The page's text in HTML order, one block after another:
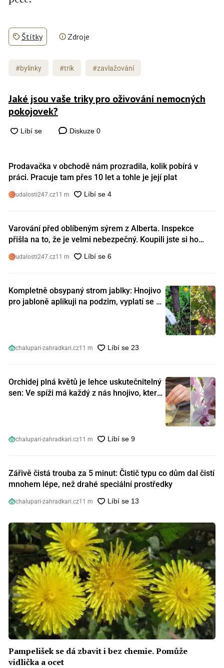
Štítky Zdroje
#bylinky #trik #zavlažování
Jaké jsou vaše triky pro oživování nemocných
pokojovek?
Diskuze 0
Prodavačka v obchodě nám prozradila, kolik pobírá v
práci. Pracuje tam přes 10 let a tohle je její plat
udalosti247.cz11 m
Varování před oblíbeným sýrem z Alberta. Inspekce
přišla na to, že je velmi nebezpečný. Koupili jste si ho
udalosti247.cz11 m
Kompletně obsypaný strom jablky: Hnojivo
pro jabloně aplikuji na podzim, vyplatí se s
chalupari-zahradkari.cz11 m
Orchidej plná květů je lehce uskutečnitelný
sen: Ve spíži má každý z nás hnojivo, které
chalupari-zahradkari.cz11 m
Zářivě čistá trouba za 5 minut: Čistič typu co dům dal čistí
mnohem lépe, než drahé speciální prostředky
chalupari-zahradkari.cz11 m
Pampelišek se dá zbavit i bez chemie. Pomůže
vidlička a ocet